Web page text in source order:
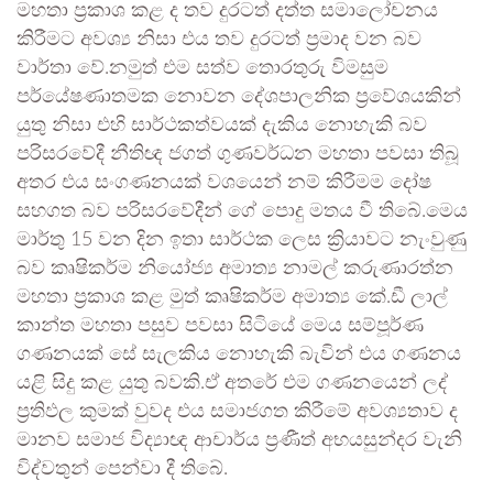
මහතා ප්‍රකාශ කළ ද තව දුරටත් දත්ත සමාලෝචනය
කිරීමට අවශ්‍ය නිසා එය තව දුරටත් ප්‍රමාද වන බව
වාර්තා වේ.නමුත් එම සත්ව තොරතුරු විමසුම
පර්යේෂණාතමක නොවන දේශපාලනික ප්‍රවේශයකින්
යුතු නිසා එහි සාර්ථකත්වයක් දැකිය නොහැකි බව
පරිසරවේදී නීතිඥ ජගත් ගුණවර්ධන මහතා පවසා තිබූ
අතර එය සංගණනයක් වශයෙන් නම් කිරීමම දෝෂ
සහගත බව පරිසරවේදීන් ගේ පොදු මතය වී තිබේ.මෙය
මාර්තු 15 වන දින ඉතා සාර්ථක ලෙස ක්‍රියාවට නැංවුණු
බව කෘෂිකර්ම නියෝජ්‍ය අමාත්‍ය නාමල් කරුණාරත්න
මහතා ප්‍රකාශ කළ මුත් කෘෂිකර්ම අමාත්‍ය කේ.ඩී ලාල්
කාන්ත මහතා පසුව පවසා සිටියේ මෙය සම්පූර්ණ
ගණනයක් සේ සැලකිය නොහැකි බැවින් එය ගණනය
යළි සිදු කළ යුතු බවකි.ඒ අතරේ එම ගණනයෙන් ලද්
ප්‍රතිඵල කුමක් වුවද එය සමාජගත කිරීමේ අවශ්‍යතාව ද
මානව සමාජ විද්‍යාඥ ආචාර්ය ප්‍රණීත් අභයසුන්දර වැනි
විද්වතුන් පෙන්වා දී තිබේ.